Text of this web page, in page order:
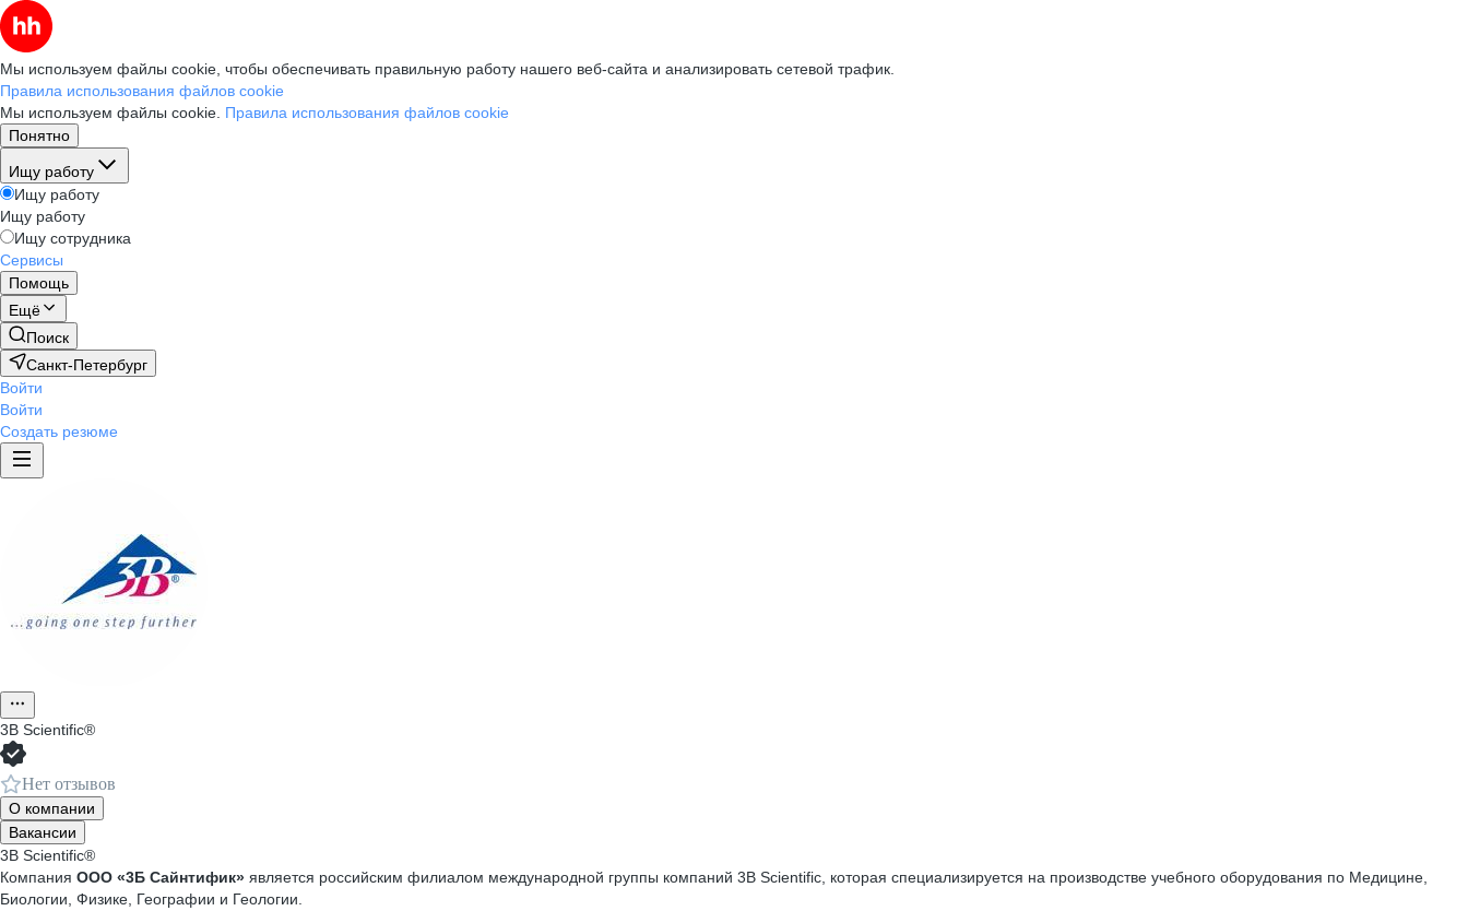
Мы используем файлы cookie, чтобы обеспечивать правильную работу нашего веб-сайта и анализировать сетевой трафик.
Правила использования файлов cookie
Мы используем файлы cookie. Правила использования файлов cookie
Понятно
Ищу работу
Ищу работу
Ищу работу
Ищу сотрудника
Сервисы
Помощь
Ещё
Поиск
Санкт-Петербург
Войти
Войти
Создать резюме
3B Scientific®
Нет отзывов
О компании
Вакансии
3B Scientific®
Компания OOO «3Б Сайнтифик» является российским филиалом международной группы компаний 3B Scientific, которая специализируется на производстве учебного оборудования по Медицине,
Биологии, Физике, Географии и Геологии.